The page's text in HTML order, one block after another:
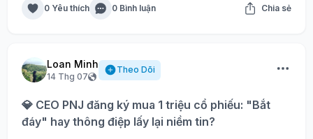
0 Yêu thích 0 Bình luận Chia sẻ
Loan Minh
14 Thg 07
Theo Dõi
💎 CEO PNJ đăng ký mua 1 triệu cổ phiếu: "Bắt
đáy" hay thông điệp lấy lại niềm tin?